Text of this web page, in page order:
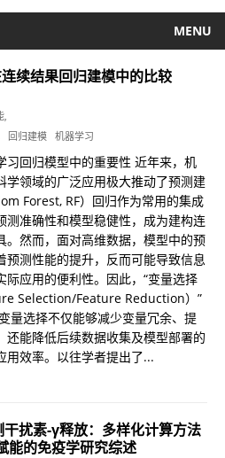
MENU
续结果回归建模中的比较
回归建模 机器学习
习回归模型中的重要性 近年来，机
学领域的广泛应用极大推动了预测建
Forest, RF）回归作为常用的集成
测准确性和模型稳健性，成为建构连
。然而，面对高维数据，模型中的预
预测性能的提升，反而可能导致信息
应用的便利性。因此，“变量选择
Selection/Feature Reduction）”
量选择不仅能够减少变量冗余、提
还能降低后续数据收集及模型部署的
用效率。以往学者提出了...
扰素-γ释放：多样化计算方法
的免疫学研究综述